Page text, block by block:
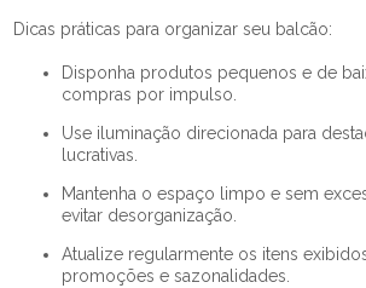
Dicas práticas para organizar seu balcão:
Disponha produtos pequenos e de baixo valor à vista para
compras por impulso.
Use iluminação direcionada para destacar as peças mais
lucrativas.
Mantenha o espaço limpo e sem excesso de objetos para
evitar desorganização.
Atualize regularmente os itens exibidos conforme
promoções e sazonalidades.